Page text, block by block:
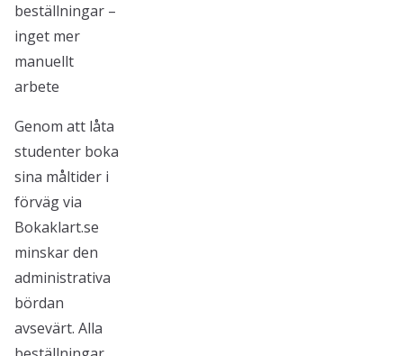
beställningar –
inget mer
manuellt
arbete
Genom att låta
studenter boka
sina måltider i
förväg via
Bokaklart.se
minskar den
administrativa
bördan
avsevärt. Alla